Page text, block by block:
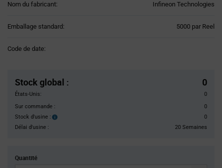
Nom du fabricant: Infineon Technologies
Emballage standard: 5000 par Reel
Code de date:
Stock global : 0
États-Unis:
0
Sur commande :
0
Stock d'usine :
Stock
0
Délai d'usine :
20 Semaines
Quantité